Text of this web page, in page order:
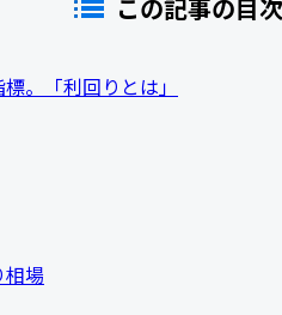
この記事の目次
。「利回りとは」
場